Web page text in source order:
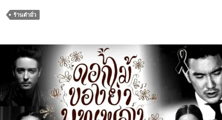
e
b
o
o
k
A
p
p
ร้านตำมั่ว